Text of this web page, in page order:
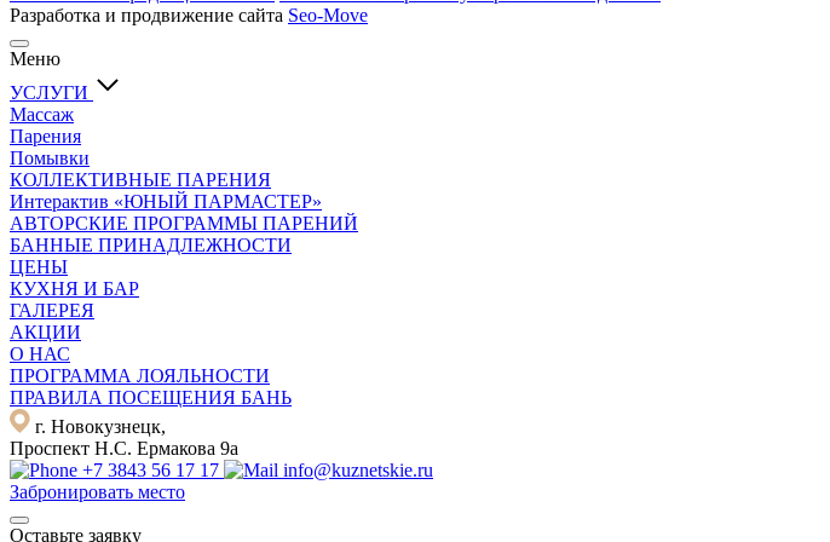
Разработка и продвижение сайта Seo-Move
Меню
УСЛУГИ
Массаж
Парения
Помывки
КОЛЛЕКТИВНЫЕ ПАРЕНИЯ
Интерактив «ЮНЫЙ ПАРМАСТЕР»
АВТОРСКИЕ ПРОГРАММЫ ПАРЕНИЙ
БАННЫЕ ПРИНАДЛЕЖНОСТИ
ЦЕНЫ
КУХНЯ И БАР
ГАЛЕРЕЯ
АКЦИИ
О НАС
ПРОГРАММА ЛОЯЛЬНОСТИ
ПРАВИЛА ПОСЕЩЕНИЯ БАНЬ
г. Новокузнецк,
Проспект Н.С. Ермакова 9а
+7 3843 56 17 17
info@kuznetskie.ru
Забронировать место
Оставьте заявку